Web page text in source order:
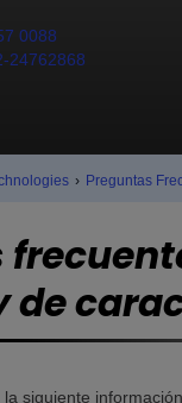
0088
24762868
› Preguntas
de
siguiente